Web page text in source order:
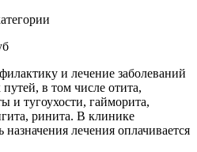
и лечение заболеваний
в том числе отита,
и тугоухости, гайморита,
ринита. В клинике
лечения оплачивается